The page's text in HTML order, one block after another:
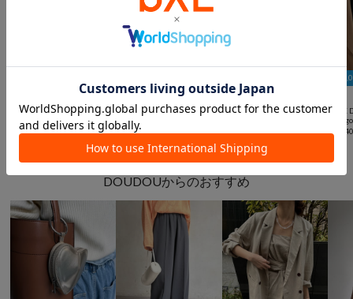

RIVE DROITE
3,300 (50%OFF)

RIVE DROITE
¥5,500

GALLARDAGALANTE
¥13,200
￥
RIVE
DOUDOUからのおすすめ